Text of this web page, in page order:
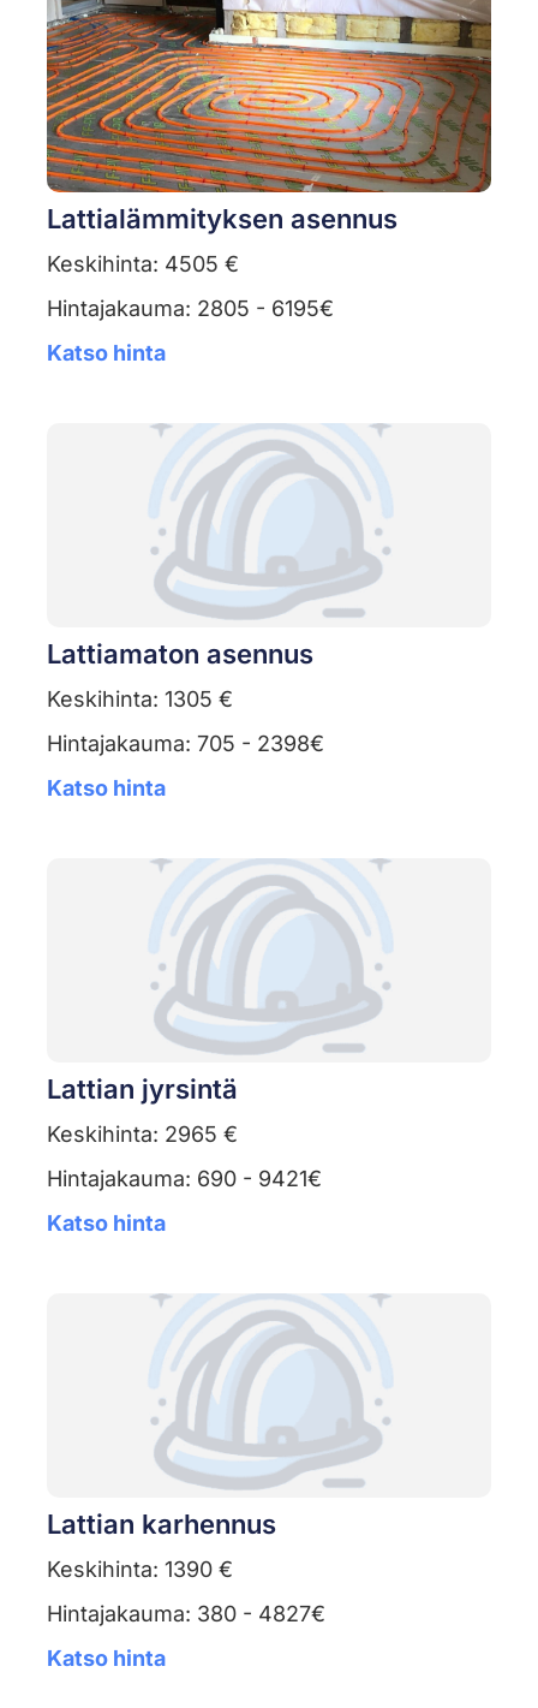
Lattialämmityksen asennus
Keskihinta: 4505 €
Hintajakauma: 2805 - 6195€
Katso hinta
Lattiamaton asennus
Keskihinta: 1305 €
Hintajakauma: 705 - 2398€
Katso hinta
Lattian jyrsintä
Keskihinta: 2965 €
Hintajakauma: 690 - 9421€
Katso hinta
Lattian karhennus
Keskihinta: 1390 €
Hintajakauma: 380 - 4827€
Katso hinta